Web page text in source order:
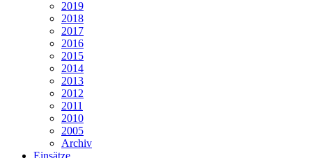
2019
2018
2017
2016
2015
2014
2013
2012
2011
2010
2005
Archiv
Einsätze